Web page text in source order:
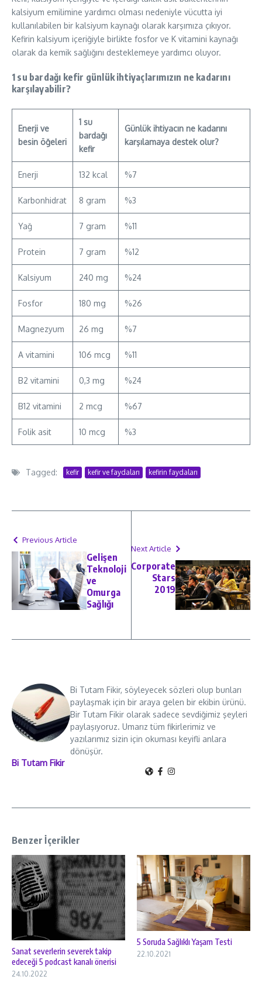
kalsiyum emilimine yardımcı olması nedeniyle vücutta iyi
kullanılabilen bir kalsiyum kaynağı olarak karşımıza çıkıyor.
Kefirin kalsiyum içeriğiyle birlikte fosfor ve K vitamini kaynağı
olarak da kemik sağlığını desteklemeye yardımcı oluyor.
1 su bardağı kefir günlük ihtiyaçlarımızın ne kadarını
karşılayabilir?
Enerji ve
besin öğeleri
1 su
bardağı
kefir
Günlük ihtiyacın ne kadarını
karşılamaya destek olur?
Enerji 132 kcal %7
Karbonhidrat 8 gram %3
Yağ 7 gram %11
Protein 7 gram %12
Kalsiyum 240 mg %24
Fosfor 180 mg %26
Magnezyum 26 mg %7
A vitamini 106 mcg %11
B2 vitamini 0,3 mg %24
B12 vitamini 2 mcg %67
Folik asit 10 mcg %3
Tagged: kefir kefir ve faydaları kefirin faydaları
Previous Article
Gelişen
Teknoloji
ve
Omurga
Sağlığı
Next Article
Corporate
Stars
2019
Bi Tutam Fikir
Bi Tutam Fikir, söyleyecek sözleri olup bunları
paylaşmak için bir araya gelen bir ekibin ürünü.
Bir Tutam Fikir olarak sadece sevdiğimiz şeyleri
paylaşıyoruz. Umarız tüm fikirlerimiz ve
yazılarımız sizin için okuması keyifli anlara
dönüşür.
Benzer İçerikler
Sanat severlerin severek takip
edeceği 5 podcast kanalı önerisi
24.10.2022
5 Soruda Sağlıklı Yaşam Testi
22.10.2021